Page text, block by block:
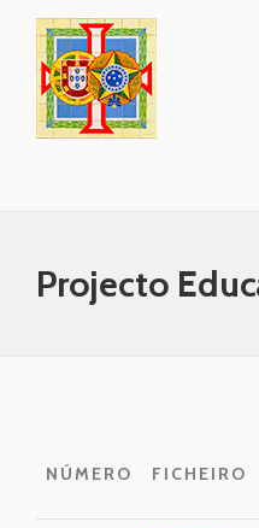
content
Projecto
NÚMERO FICHEIRO